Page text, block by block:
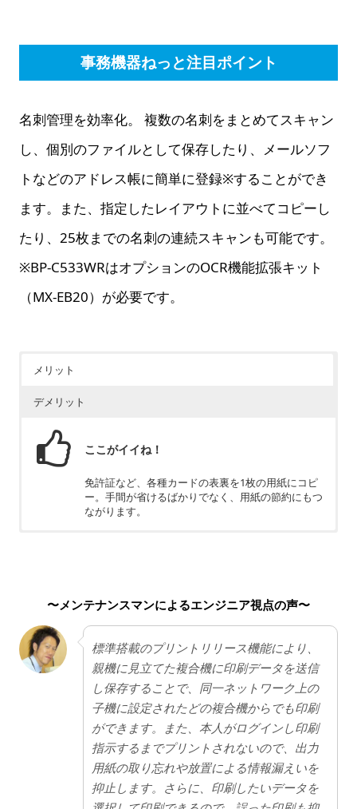
事務機器ねっと注目ポイント
名刺管理を効率化。 複数の名刺をまとめてスキャン
し、個別のファイルとして保存したり、メールソフ
トなどのアドレス帳に簡単に登録※することができ
ます。また、指定したレイアウトに並べてコピーし
たり、25枚までの名刺の連続スキャンも可能です。
※BP-C533WRはオプションのOCR機能拡張キット
（MX-EB20）が必要です。
メリット
デメリット
ここがイイね！
免許証など、各種カードの表裏を1枚の用紙にコピ
ー。手間が省けるばかりでなく、用紙の節約にもつ
ながります。
〜メンテナンスマンによるエンジニア視点の声〜
標準搭載のプリントリリース機能により、
親機に見立てた複合機に印刷データを送信
し保存することで、同一ネットワーク上の
子機に設定されたどの複合機からでも印刷
ができます。また、本人がログインし印刷
指示するまでプリントされないので、出力
用紙の取り忘れや放置による情報漏えいを
抑止します。さらに、印刷したいデータを